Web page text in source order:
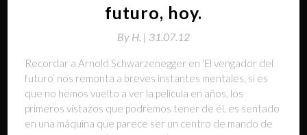
futuro, hoy.
By H. | 31.07.12
Recordar a Arnold Schwarzenegger en ‘El vengador del
futuro’ nos remonta a breves instantes mentales, si es
que no hemos vuelto a ver la película en años, los
primeros vistazos que podremos tener de él, es sentado
en una máquina que parece ser un centro de mando de